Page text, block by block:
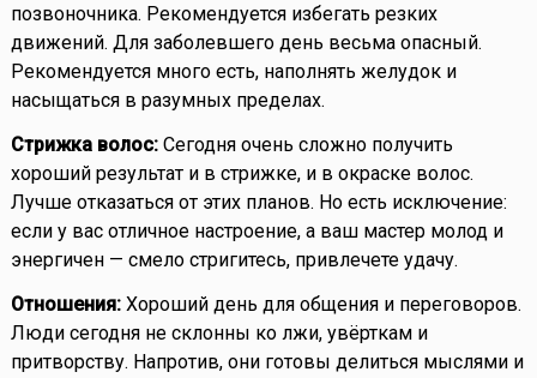
позвоночника. Рекомендуется избегать резких
движений. Для заболевшего день весьма опасный.
Рекомендуется много есть, наполнять желудок и
насыщаться в разумных пределах.
Стрижка волос:Сегодня очень сложно получить
хороший результат и в стрижке, и в окраске волос.
Лучше отказаться от этих планов. Но есть исключение:
если у вас отличное настроение, а ваш мастер молод и
энергичен — смело стригитесь, привлечете удачу.
Отношения:Хороший день для общения и переговоров.
Люди сегодня не склонны ко лжи, увёрткам и
притворству. Напротив, они готовы делиться мыслями и